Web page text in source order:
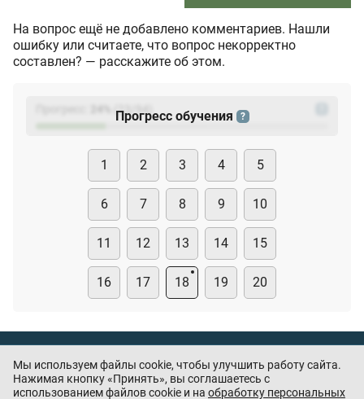
На вопрос ещё не добавлено комментариев. Нашли
ошибку или считаете, что вопрос некорректно
составлен? — расскажите об этом.
(23
Прогресс обучения ?
1 2 3 4 5
6 7 8 9 10
11 12 13 14 15
16 17 18 19 20
Нашли ошибку или есть предложения? —напишите
Мы используем файлы cookie, чтобы улучшить работу сайта.
Нажимая кнопку «Принять», вы соглашаетесь с
использованием файлов cookie и на обработку персональных